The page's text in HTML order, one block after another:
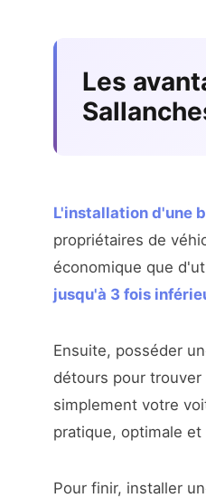
Les
L'installation d'une
propriétaires de
économique que
jusqu'à 3 fois
Ensuite, posséder
détours pour
simplement votre
pratique, optimale
Pour finir, installer